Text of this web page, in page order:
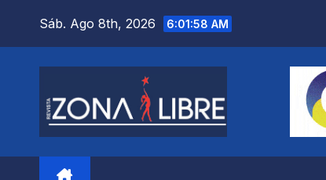
Sáb. Ago 8th, 2026 6:01:59 AM